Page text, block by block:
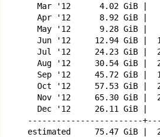
Mar '12      4.02 GiB |
Apr '12      8.92 GiB |
May '12      9.28 GiB |
Jun '12     12.94 GiB |
Jul '12     24.23 GiB |
Aug '12     30.54 GiB |
Sep '12     45.72 GiB |
Oct '12     57.53 GiB |
Nov '12     65.30 GiB |
Dec '12     26.11 GiB |
------------------------
estimated     75.47 GiB |